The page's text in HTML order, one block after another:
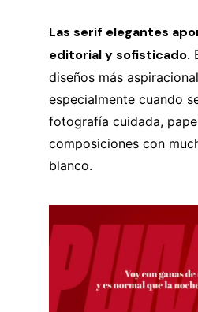
Las serif elegantes
editorial y sofisticado.
diseños más
especialmente cuando
fotografía cuidada,
composiciones con
blanco.